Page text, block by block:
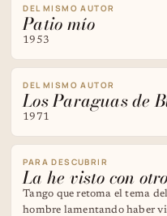
DEL MISMO AUTOR
Patio mío
1953
DEL MISMO AUTOR
Los Paraguas de
1971
PARA DESCUBRIR
La he visto con otro
Tango que retoma el tema
hombre lamentando haber